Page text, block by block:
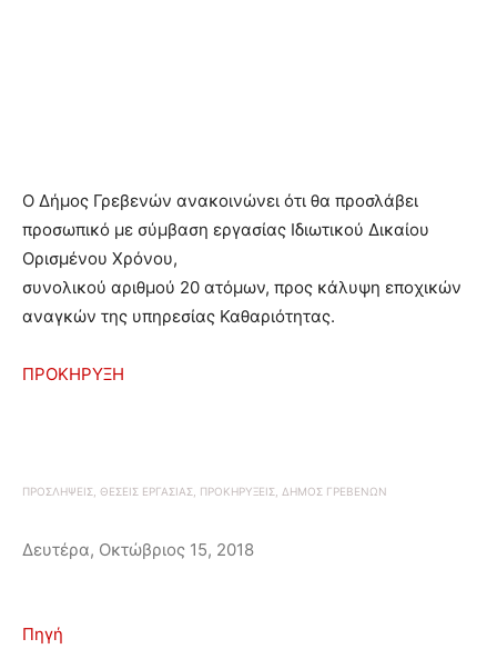
Ο ∆ήµος Γρεβενών ανακοινώνει ότι θα προσλάβει
προσωπικό µε σύµβαση εργασίας Ιδιωτικού ∆ικαίου
Ορισµένου Χρόνου,
συνολικού αριθµού 20 ατόµων, προς κάλυψη εποχικών
αναγκών της υπηρεσίας Καθαριότητας.
ΠΡΟΚΗΡΥΞΗ
ΠΡΟΣΛΗΨΕΙΣ, ΘΕΣΕΙΣ ΕΡΓΑΣΙΑΣ, ΠΡΟΚΗΡΥΞΕΙΣ, ΔΗΜΟΣ ΓΡΕΒΕΝΩΝ
Δευτέρα, Οκτώβριος 15, 2018
Πηγή